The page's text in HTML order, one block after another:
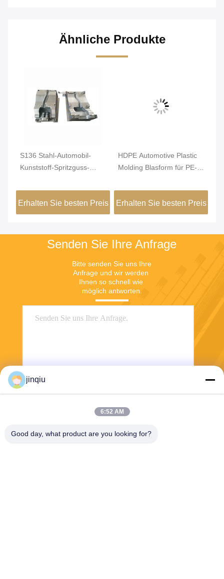
Ähnliche Produkte
S136 Stahl-Automobil-
Kunststoff-Spritzguss-
Erhalten Sie besten Preis
HDPE Automotive Plastic
Molding Blasform für PE-
Erhalten Sie besten Preis
Senden Sie Ihre Anfrage
Bitte senden Sie uns Ihre
Anfrage und wir werden
Ihnen so schnell wie
möglich antworten.
jinqiu
6:52 AM
Good day, what product are you looking for?